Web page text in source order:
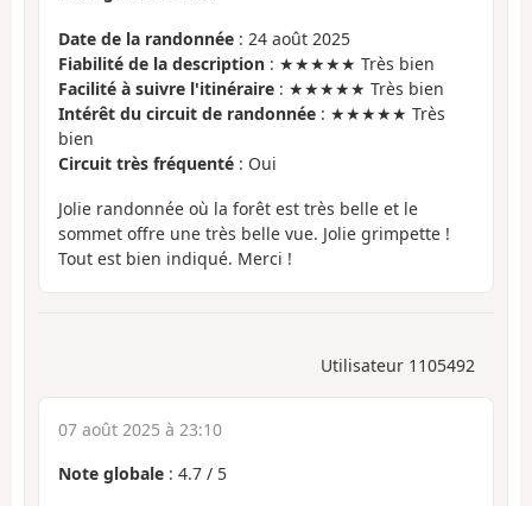
Date de la randonnée : 24 août 2025
Fiabilité de la description : ★★★★★ Très bien
Facilité à suivre l'itinéraire : ★★★★★ Très bien
Intérêt du circuit de randonnée : ★★★★★ Très
bien
Circuit très fréquenté : Oui
Jolie randonnée où la forêt est très belle et le
sommet offre une très belle vue. Jolie grimpette !
Tout est bien indiqué. Merci !
Utilisateur 1105492
07 août 2025 à 23:10
Note globale : 4.7 / 5